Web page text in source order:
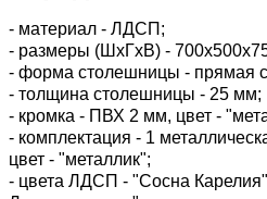
- материал - ЛДСП;
- размеры (ШхГхВ) -
- форма столешницы - прямая
- толщина столешницы - 25 мм;
- кромка - ПВХ 2 мм, цвет -
- комплектация - 1
цвет - "металлик";
- цвета ЛДСП - "Сосна